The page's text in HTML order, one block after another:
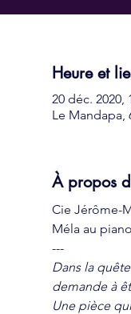
Heure et
20 déc. 2020,
Le Mandapa,
À propos
Cie Jérôme-
Méla au
---
Dans la
demande à
Une pièce